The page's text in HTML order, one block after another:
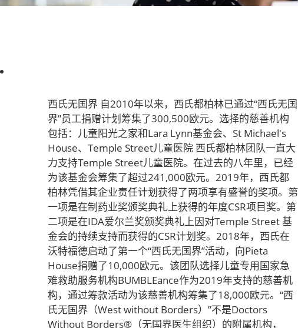
西氏无国界 自2010年以来，西氏都柏林已通过“西氏无国
界”员工捐赠计划筹集了300,500欧元。选择的慈善机构
包括：儿童阳光之家和Lara Lynn基金会、St Michael's
House、Temple Street儿童医院 西氏都柏林团队一直大
力支持Temple Street儿童医院。在过去的八年里，已经
为该基金会筹集了超过241,000欧元。2019年，西氏都
柏林凭借其企业责任计划获得了两项享有盛誉的奖项。第
一项是在制药业奖颁奖典礼上获得的年度CSR项目奖。第
二项是在IDA爱尔兰奖颁奖典礼上因对Temple Street 基
金会的持续支持而获得的CSR计划奖。2018年，西氏在
沃特福德启动了第一个“西氏无国界”活动，向Pieta
House捐赠了10,000欧元。该团队选择儿童专用国家急
难救助服务机构BUMBLEance作为2019年支持的慈善机
构，通过筹款活动为该慈善机构筹集了18,000欧元。“西
氏无国界（West without Borders）”不是Doctors
Without Borders®（无国界医生组织）的附属机构，